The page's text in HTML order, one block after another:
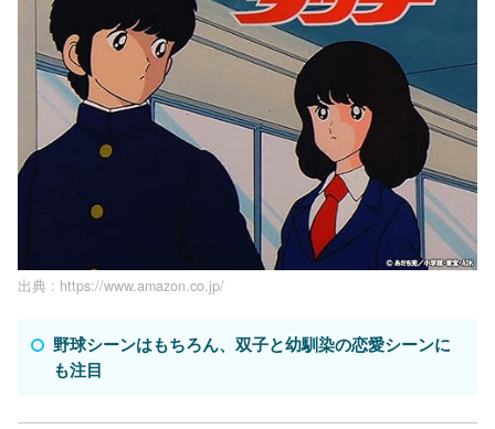
出典 : https://www.amazon.co.jp/
野球シーンはもちろん、双子と幼馴染の恋愛シーンに
も注目